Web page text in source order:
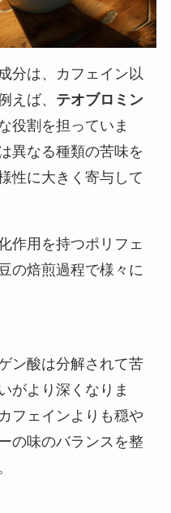
分は、カフェイン以
えば、 テオブロミン
役割を担っていま
異なる種類の苦味を
性に大きく寄与して
作用を持つポリフェ
の焙煎過程で様々に
ン酸は分解されて苦
がより深くなりま
フェインよりも穏や
の味のバランスを整